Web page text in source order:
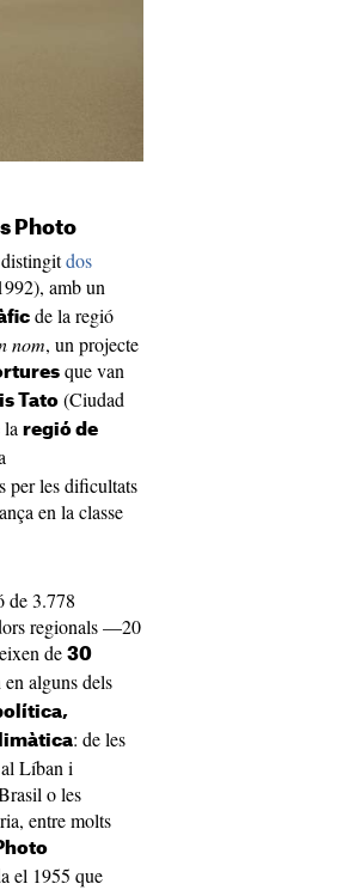
Photo
dos
amb un
de la regió
nom, un projecte
que van
Tato (Ciudad
la regió de
per les dificultats
en la classe
de 3.778
regionals —20
de 30
alguns dels
: de les
Líban i
o les
entre molts
el 1955 que